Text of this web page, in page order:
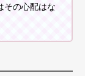
その心配はな